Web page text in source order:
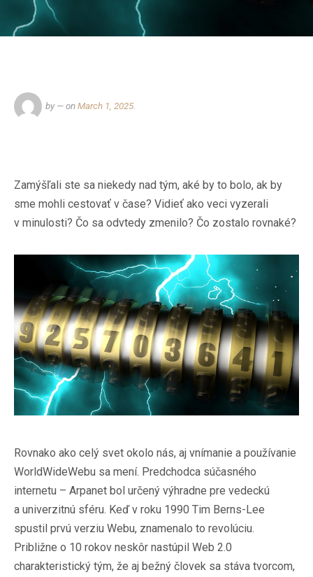
by — on March 1, 2025.
Zamýšľali ste sa niekedy nad tým, aké by to bolo, ak by
sme mohli cestovať v čase? Vidieť ako veci vyzerali
v minulosti? Čo sa odvtedy zmenilo? Čo zostalo rovnaké?
Rovnako ako celý svet okolo nás, aj vnímanie a používanie
WorldWideWebu sa mení. Predchodca súčasného
internetu – Arpanet bol určený výhradne pre vedeckú
a univerzitnú sféru. Keď v roku 1990 Tim Berns-Lee
spustil prvú verziu Webu, znamenalo to revolúciu.
Približne o 10 rokov neskôr nastúpil Web 2.0
charakteristický tým, že aj bežný človek sa stáva tvorcom,